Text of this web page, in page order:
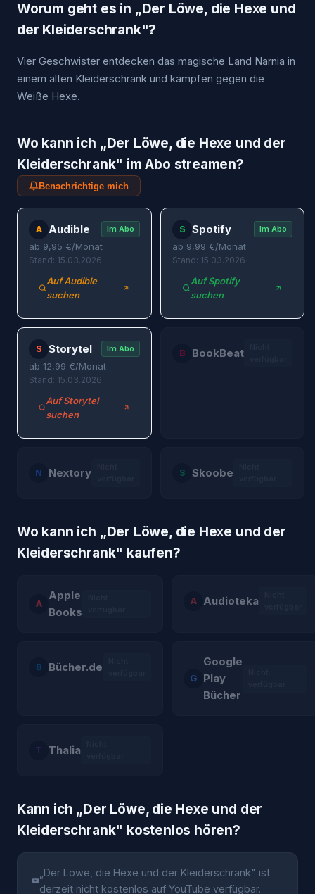
Worum geht es in „Der Löwe, die Hexe und
der Kleiderschrank"?
Vier Geschwister entdecken das magische Land Narnia in
einem alten Kleiderschrank und kämpfen gegen die
Weiße Hexe.
Wo kann ich „Der Löwe, die Hexe und der
Kleiderschrank" im Abo streamen?
Benachrichtige mich
A Audible Im Abo
ab 9,95 €/Monat
Stand: 15.03.2026
Auf Audible
suchen
S Spotify Im Abo
ab 9,99 €/Monat
Stand: 15.03.2026
Auf Spotify
suchen
S Storytel Im Abo
ab 12,99 €/Monat
Stand: 15.03.2026
Auf Storytel
suchen
B BookBeat
N Nextory S Skoobe
Wo kann ich „Der Löwe, die Hexe und der
Kleiderschrank" kaufen?
A
Apple
Books
A Audioteka
B Bücher.de
G
Google
Play
Bücher
T Thalia
Kann ich „Der Löwe, die Hexe und der
Kleiderschrank" kostenlos hören?
Der Löwe, die Hexe und der Kleiderschrank" ist
derzeit nicht kostenlos auf YouTube verfügbar.